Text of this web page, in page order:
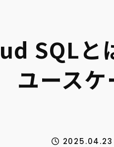
SQLと
ユース
2025.04.23